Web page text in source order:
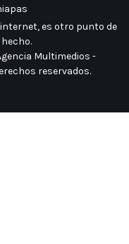
es otro punto de
.
Multimedios -
reservados.